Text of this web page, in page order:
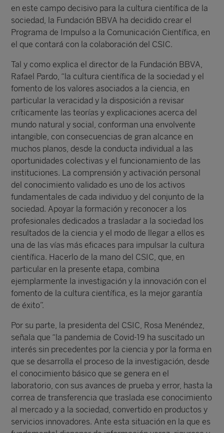
en este campo decisivo para la cultura científica de la
sociedad, la Fundación BBVA ha decidido crear el
Programa de Impulso a la Comunicación Científica, en
el que contará con la colaboración del CSIC.
Tal y como explica el director de la Fundación BBVA,
Rafael Pardo, “la cultura científica de la sociedad y el
fomento de los valores asociados a la ciencia, en
particular la veracidad y la disposición a revisar
críticamente las teorías y explicaciones acerca del
mundo natural y social, conforman una envolvente
intangible, con consecuencias de gran alcance en
muchos planos, desde la conducta individual a las
oportunidades colectivas y el funcionamiento de las
instituciones. La comprensión y activación personal
del conocimiento validado es uno de los activos
fundamentales de cada individuo y del conjunto de la
sociedad. Apoyar la formación y reconocer a los
profesionales dedicados a trasladar a la sociedad los
resultados de la ciencia y el modo de llegar a ellos es
una de las vías más eficaces para impulsar la cultura
científica. Hacerlo de la mano del CSIC, que, en
particular en la presente etapa, combina
ejemplarmente la investigación y la innovación con el
fomento de la cultura científica, es la mejor garantía
de éxito”.
Por su parte, la presidenta del CSIC, Rosa Menéndez,
señala que “la pandemia de Covid-19 ha suscitado un
interés sin precedentes por la ciencia y por la forma en
que se desarrolla el proceso de la investigación, desde
el conocimiento básico que se genera en el
laboratorio, con sus avances de prueba y error, hasta la
correa de transferencia que traslada ese conocimiento
al mercado y a la sociedad, convertido en productos y
servicios innovadores. Ante esta situación en la que es